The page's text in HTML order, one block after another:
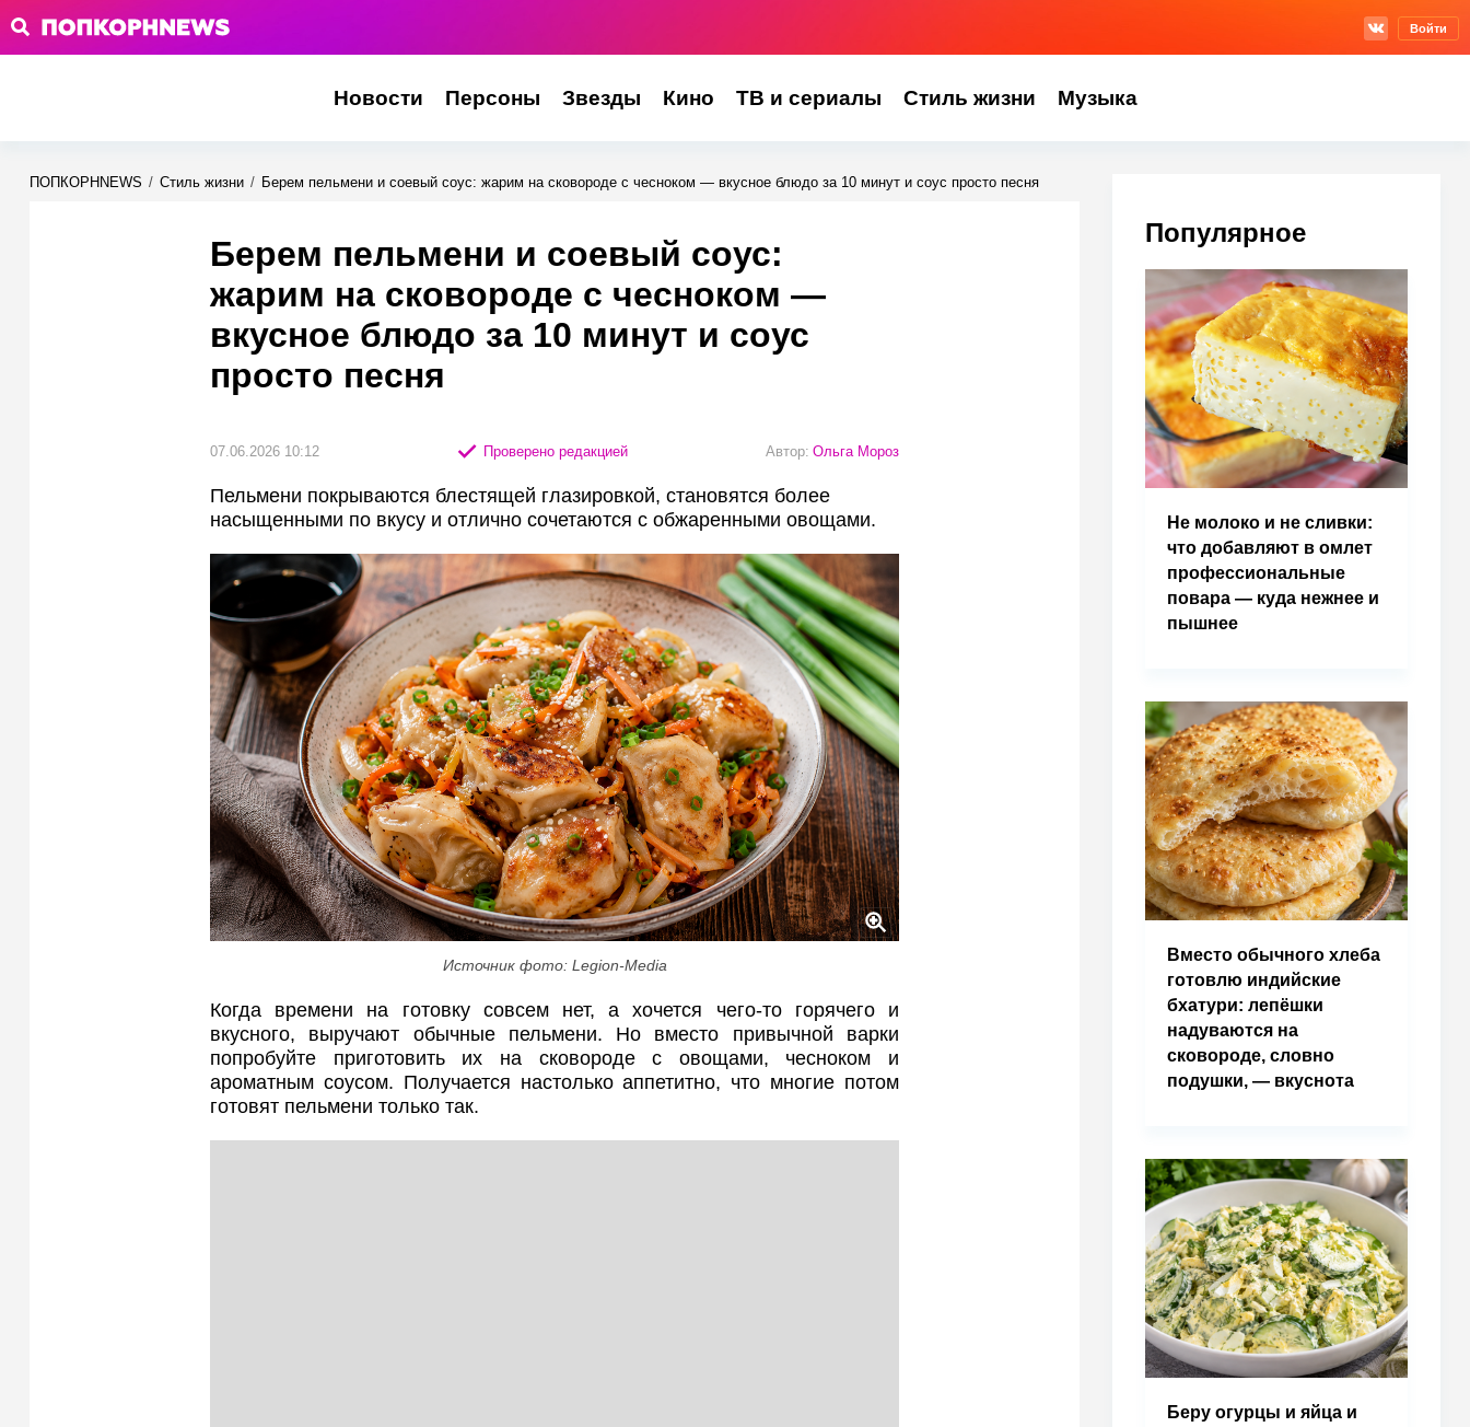
Войти
Новости Персоны Звезды Кино ТВ и сериалы Стиль жизни Музыка
ПОПКОРНNEWS / Стиль жизни / Берем пельмени и соевый соус: жарим на сковороде с чесноком — вкусное блюдо за 10 минут и соус просто песня
Берем пельмени и соевый соус:
жарим на сковороде с чесноком —
вкусное блюдо за 10 минут и соус
просто песня
07.06.2026 10:12 Проверено редакцией Автор: Ольга Мороз
Пельмени покрываются блестящей глазировкой, становятся более
насыщенными по вкусу и отлично сочетаются с обжаренными овощами.
Источник фото: Legion-Media
Когда времени на готовку совсем нет, а хочется чего-то горячего и
вкусного, выручают обычные пельмени. Но вместо привычной варки
попробуйте приготовить их на сковороде с овощами, чесноком и
ароматным соусом. Получается настолько аппетитно, что многие потом
готовят пельмени только так.
Популярное
Не молоко и не сливки:
что добавляют в омлет
профессиональные
повара — куда нежнее и
пышнее
Вместо обычного хлеба
готовлю индийские
бхатури: лепёшки
надуваются на
сковороде, словно
подушки, — вкуснота
Беру огурцы и яйца и